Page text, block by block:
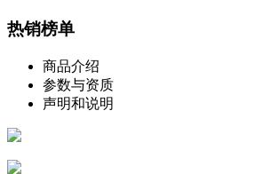
热销榜单
商品介绍
参数与资质
声明和说明